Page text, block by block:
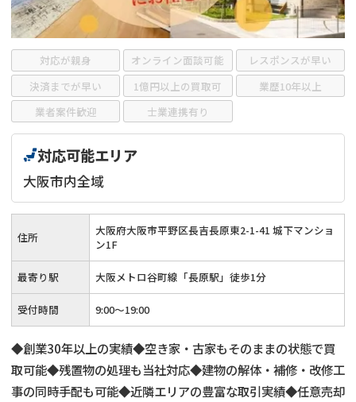
任意売却 空き家
アンケート調査
対応が親身 オンライン面談可能
レスポンスが早い
決済までが早い
1億円以上の買取可
業歴10年以上
業者案件歓迎
士業連携有り
対応可能エリア
大阪市内全域
住所
大阪府大阪市平野区長吉長原東2-1-41 城下マンショ
ン1F
最寄り駅 大阪メトロ谷町線「長原駅」徒歩1分
受付時間 9:00～19:00
◆創業30年以上の実績◆空き家・古家もそのままの状態で買
取可能◆残置物の処理も当社対応◆建物の解体・補修・改修工
事の同時手配も可能◆近隣エリアの豊富な取引実績◆任意売却